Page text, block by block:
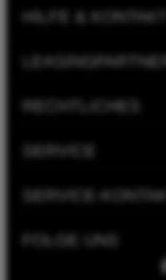
FOLGE UNS
SERVICE-
HILFE & KONTAKT
LEASINGPARTNER
RECHTLICHES
SERVICE